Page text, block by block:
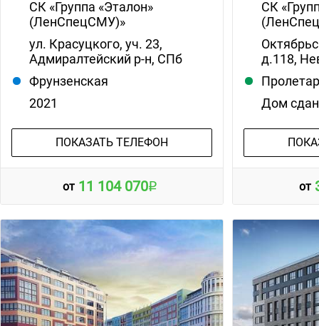
СК «Группа «Эталон»
(ЛенСпецСМУ)»
ул. Красуцкого, уч. 23,
Адмиралтейский р-н, СПб
Фрунзенская
2021
ПОКАЗАТЬ ТЕЛЕФОН
от 11 104 070
СК
д.118,
Дом сдан
от